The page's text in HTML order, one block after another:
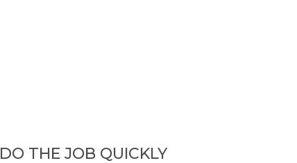
DO THE JOB QUICKLY